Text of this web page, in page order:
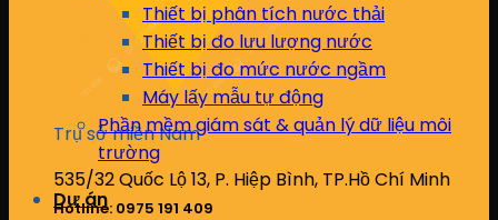
Trụ sở miền Nam
535/32 Quốc Lộ 13, P. Hiệp Bình, TP.Hồ Chí Minh
Hotline: 0975 191 409
Thiết bị phân tích nước thải
Thiết bị đo lưu lượng nước
Thiết bị đo mức nước ngầm
Máy lấy mẫu tự động
Phần mềm giám sát & quản lý dữ liệu môi
trường
Dự án